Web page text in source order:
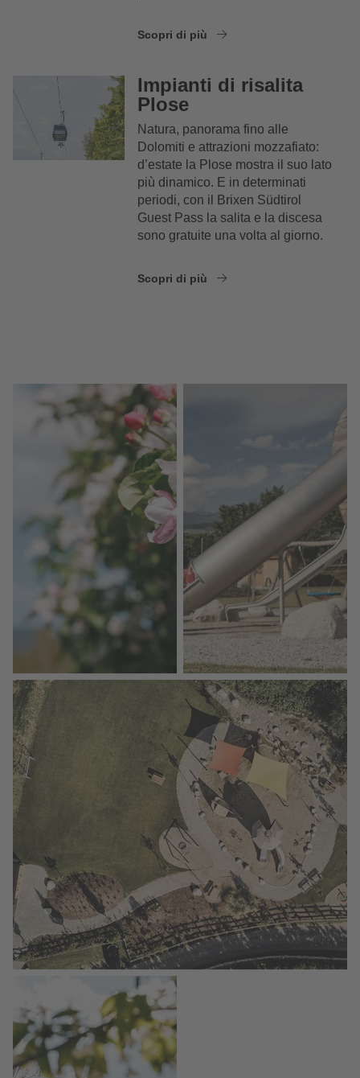
Scopri di più
Impianti di risalita
Plose
Natura, panorama fino alle
Dolomiti e attrazioni mozzafiato:
d’estate la Plose mostra il suo lato
più dinamico. E in determinati
periodi, con il Brixen Südtirol
Guest Pass la salita e la discesa
sono gratuite una volta al giorno.
Scopri di più